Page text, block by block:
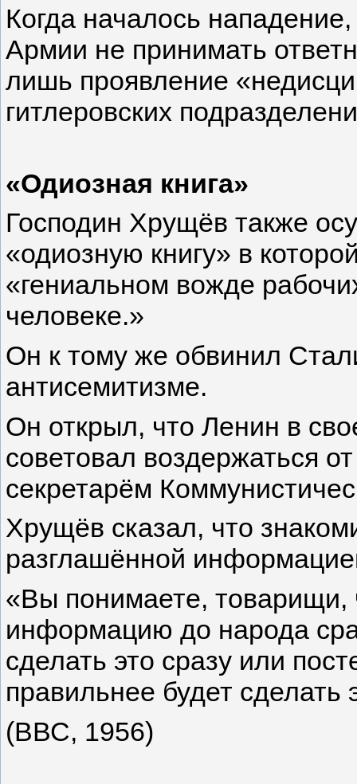
Когда началось
Армии не принимать
лишь проявление
гитлеровских
«Одиозная книга»
Господин Хрущёв также
«одиозную книгу» в
«гениальном вожде
человеке.»
Он к тому же обвинил
антисемитизме.
Он открыл, что Ленин в
советовал воздержаться
секретарём
Хрущёв сказал, что
разглашённой
«Вы понимаете,
информацию до народа
сделать это сразу или
правильнее будет сделать
(ВВС, 1956)